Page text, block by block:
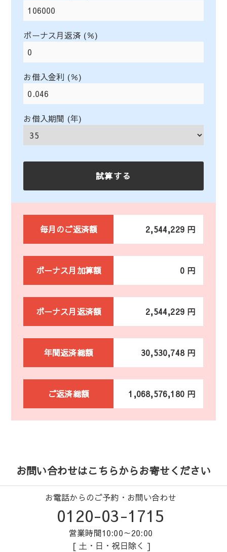
ボーナス月返済 (％)
お借入金利 (％)
お借入期間 (年)
毎月のご返済額 2,544,229 円
ボーナス月加算額 0 円
ボーナス月返済額 2,544,229 円
年間返済総額 30,530,748 円
ご返済総額 1,068,576,180 円
お問い合わせはこちらからお寄せください
お電話からのご予約・お問い合わせ
0120-03-1715
営業時間10:00～20:00
[ 土・日・祝日除く ]